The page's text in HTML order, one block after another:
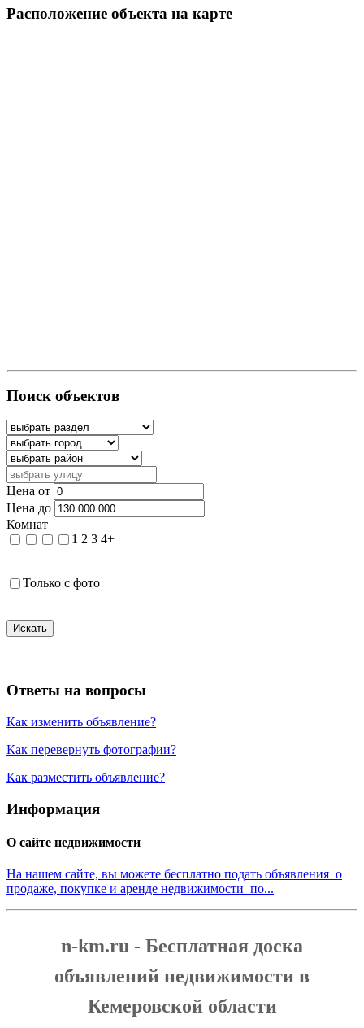
Pасположение объекта на карте
Поиск объектов
Цена от
Цена до
Комнат
1 2 3 4+
Только с фото
Искать
Ответы на вопросы
Как изменить объявление?
Как перевернуть фотографии?
Как разместить объявление?
Информация
О сайте недвижимости
На нашем сайте, вы можете бесплатно подать объявления о
продаже, покупке и аренде недвижимости по...
n-km.ru - Бесплатная доска
объявлений недвижимости в
Кемеровской области